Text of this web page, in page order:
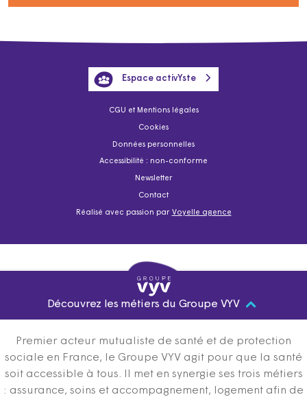
CGU et Mentions légales
Cookies
Données personnelles
Accessibilité : non-conforme
Newsletter
Contact
Réalisé avec passion par Voyelle agence
Espace activYste
Découvrez les métiers du Groupe VYV
Premier acteur mutualiste de santé et de protection
sociale en France, le Groupe VYV agit pour que la santé
soit accessible à tous. Il met en synergie ses trois métiers
: assurance, soins et accompagnement, logement afin de